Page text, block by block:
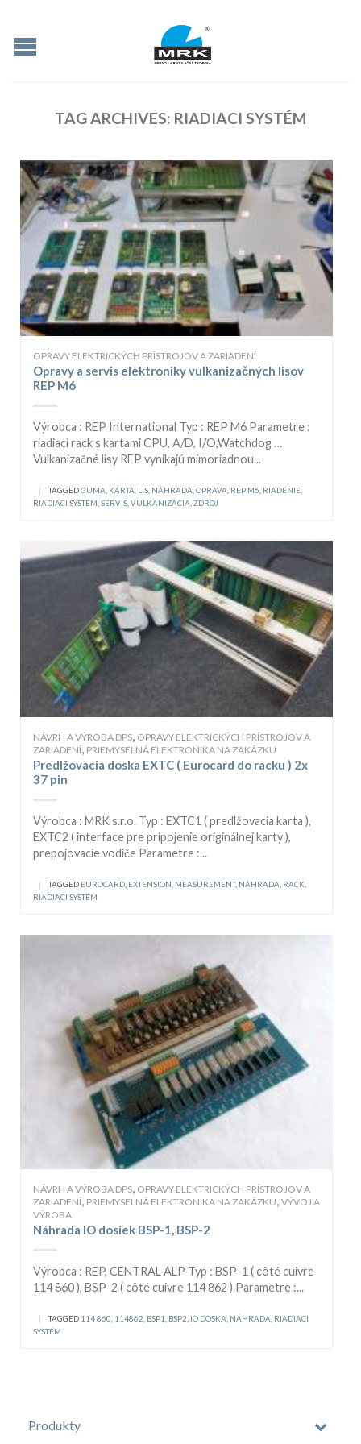
TAG ARCHIVES: RIADIACI SYSTÉM
OPRAVY ELEKTRICKÝCH PRÍSTROJOV A ZARIADENÍ
Opravy a servis elektroniky vulkanizačných lisov
REP M6
Výrobca : REP International Typ : REP M6 Parametre :
riadiaci rack s kartami CPU, A/D, I/O,Watchdog …
Vulkanizačné lisy REP vynikajú mimoriadnou...
| TAGGEDGUMA KARTA LIS NÁHRADA OPRAVA REP M6 RIADENIE
RIADIACI SYSTÉM SERVIS VULKANIZÁCIA ZDROJ
NÁVRH A VÝROBA DPS, OPRAVY ELEKTRICKÝCH PRÍSTROJOV A
ZARIADENÍ, PRIEMYSELNÁ ELEKTRONIKA NA ZAKÁZKU
Predlžovacia doska EXTC ( Eurocard do racku ) 2x
37 pin
Výrobca : MRK s.r.o. Typ : EXTC1 ( predlžovacia karta ),
EXTC2 ( interface pre pripojenie originálnej karty ),
prepojovacie vodiče Parametre :...
| TAGGED EUROCARD EXTENSION MEASUREMENT, NÁHRADA RACK
RIADIACI SYSTÉM
NÁVRH A VÝROBA DPS, OPRAVY ELEKTRICKÝCH PRÍSTROJOV A
ZARIADENÍ, PRIEMYSELNÁ ELEKTRONIKA NA ZAKÁZKU, VÝVOJ A
VÝROBA
Náhrada IO dosiek BSP-1, BSP-2
Výrobca : REP, CENTRAL ALP Typ : BSP-1 ( côté cuivre
114 860 ), BSP-2 ( côté cuivre 114 862 ) Parametre :...
| TAGGED 114 860 114862 BSP1 BSP2 IO DOSKA NÁHRADA RIADIACI
SYSTÉM
Produkty